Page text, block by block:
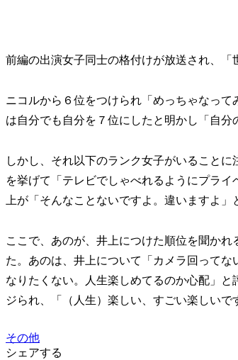
前編の出演女子同士の格付けが放送され、「
ニコルから６位をつけられ「めっちゃなっ
は自分でも自分を７位にしたと明かし「自分
しかし、それ以下のランク女子がいること
を挙げて「テレビでしゃべれるようにプラ
上が「そんなことないですよ。違いますよ」
ここで、あのが、井上につけた順位を聞か
た。あのは、井上について「カメラ回って
なりたくない。人生楽しめてるのか心配」
ジられ、「（人生）楽しい、すごい楽しいで
その他
シェアする